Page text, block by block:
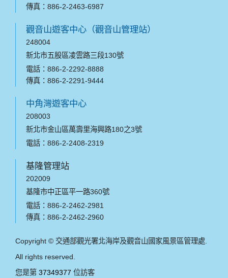
傳真：886-2-2463-6987
觀音山遊客中心（觀音山管理站）
248004
新北市五股區凌雲路三段130號
電話：886-2-2292-8888
傳真：886-2-2291-9444
中角灣遊客中心
208003
新北市金山區萬壽里海興路180之3號
電話：886-2-2408-2319
基隆管理站
202009
基隆市中正區平一路360號
電話：886-2-2462-2981
傳真：886-2-2462-2960
Copyright © 交通部觀光署北海岸及觀音山國家風景區管理處.
All rights reserved.
您是第 37349377 位訪客